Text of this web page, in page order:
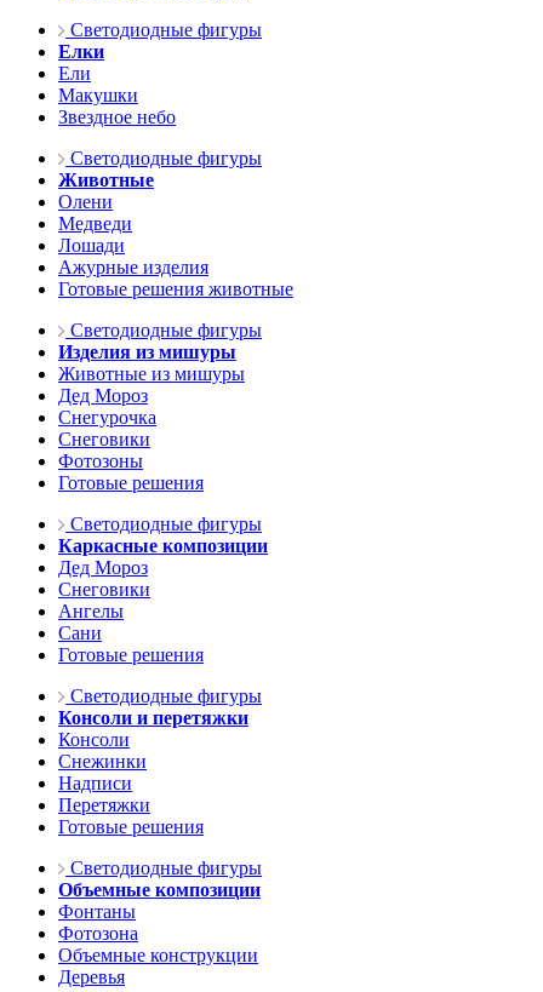
Светодиодные фигуры
Елки
Ели
Макушки
Звездное небо
Светодиодные фигуры
Животные
Олени
Медведи
Лошади
Ажурные изделия
Готовые решения животные
Светодиодные фигуры
Изделия из мишуры
Животные из мишуры
Дед Мороз
Снегурочка
Снеговики
Фотозоны
Готовые решения
Светодиодные фигуры
Каркасные композиции
Дед Мороз
Снеговики
Ангелы
Сани
Готовые решения
Светодиодные фигуры
Консоли и перетяжки
Консоли
Снежинки
Надписи
Перетяжки
Готовые решения
Светодиодные фигуры
Объемные композиции
Фонтаны
Фотозона
Объемные конструкции
Деревья